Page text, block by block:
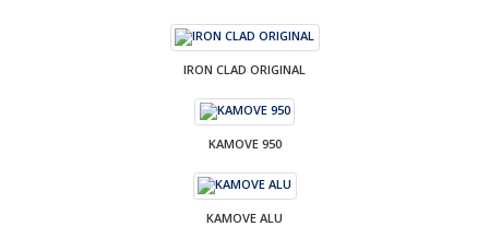
IRON CLAD ORIGINAL
KAMOVE 950
KAMOVE ALU